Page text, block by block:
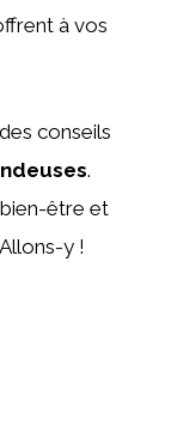
à vos
conseils
.
être et
y !